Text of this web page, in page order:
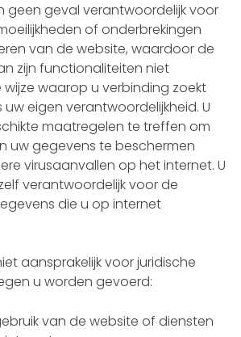
geen geval verantwoordelijk voor
of onderbrekingen
van de website, waardoor de
zijn functionaliteiten niet
wijze waarop u verbinding zoekt
eigen verantwoordelijkheid. U
maatregelen te treffen om
uw gegevens te beschermen
virusaanvallen op het internet. U
verantwoordelijk voor de
die u op internet
aansprakelijk voor juridische
u worden gevoerd:
van de website of diensten